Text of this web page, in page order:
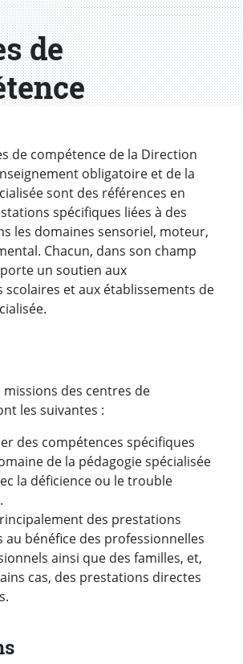
de
de compétence de la Direction
obligatoire et de la
sont des références en
spécifiques liées à des
les domaines sensoriel, moteur,
Chacun, dans son champ
un soutien aux
scolaires et aux établissements de
missions des centres de
les suivantes :
des compétences spécifiques
de la pédagogie spécialisée
la déficience ou le trouble
des prestations
au bénéfice des professionnelles
ainsi que des familles, et,
cas, des prestations directes